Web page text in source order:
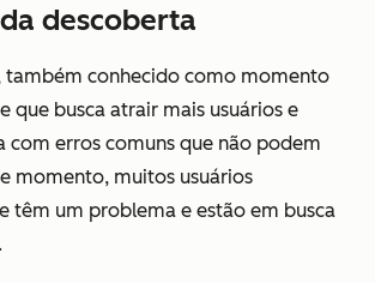
descoberta
também conhecido como momento
que busca atrair mais usuários e
com erros comuns que não podem
momento, muitos usuários
têm um problema e estão em busca